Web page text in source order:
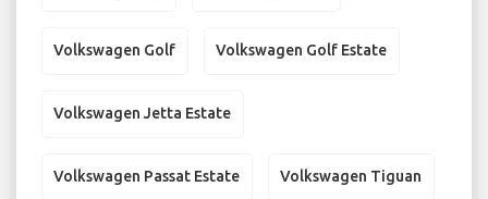
Volkswagen Golf Volkswagen Golf Estate
Volkswagen Jetta Estate
Volkswagen Passat Estate Volkswagen Tiguan